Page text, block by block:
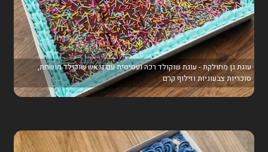
עוגת גן מחולקת - עוגת שוקולד רכה ועסיסית עם גנאש שוקולד מושחת,
סוכריות צבעוניות וזילוף קרם